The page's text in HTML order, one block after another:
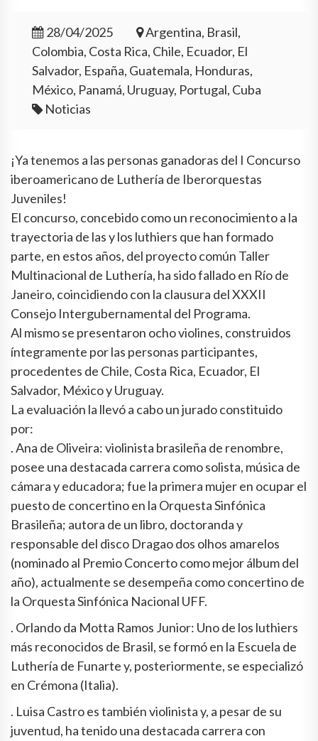
28/04/2025
Argentina, Brasil,
Colombia, Costa Rica, Chile, Ecuador, El
Salvador, España, Guatemala, Honduras,
México, Panamá, Uruguay, Portugal, Cuba
Noticias
¡Ya tenemos a las personas ganadoras del I Concurso
iberoamericano de Luthería de Iberorquestas
Juveniles!
El concurso, concebido como un reconocimiento a la
trayectoria de las y los luthiers que han formado
parte, en estos años, del proyecto común Taller
Multinacional de Luthería, ha sido fallado en Río de
Janeiro, coincidiendo con la clausura del XXXII
Consejo Intergubernamental del Programa.
Al mismo se presentaron ocho violines, construidos
íntegramente por las personas participantes,
procedentes de Chile, Costa Rica, Ecuador, El
Salvador, México y Uruguay.
La evaluación la llevó a cabo un jurado constituido
por:
. Ana de Oliveira: violinista brasileña de renombre,
posee una destacada carrera como solista, música de
cámara y educadora; fue la primera mujer en ocupar el
puesto de concertino en la Orquesta Sinfónica
Brasileña; autora de un libro, doctoranda y
responsable del disco Dragao dos olhos amarelos
(nominado al Premio Concerto como mejor álbum del
año), actualmente se desempeña como concertino de
la Orquesta Sinfónica Nacional UFF.
. Orlando da Motta Ramos Junior: Uno de los luthiers
más reconocidos de Brasil, se formó en la Escuela de
Luthería de Funarte y, posteriormente, se especializó
en Crémona (Italia).
. Luisa Castro es también violinista y, a pesar de su
juventud, ha tenido una destacada carrera con